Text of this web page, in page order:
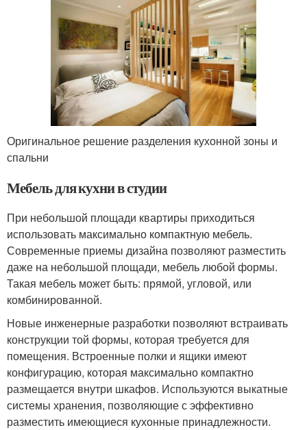
Оригинальное решение разделения кухонной зоны и
спальни
Мебель для кухни в студии
При небольшой площади квартиры приходиться
использовать максимально компактную мебель.
Современные приемы дизайна позволяют разместить
даже на небольшой площади, мебель любой формы.
Такая мебель может быть: прямой, угловой, или
комбинированной.
Новые инженерные разработки позволяют встраивать
конструкции той формы, которая требуется для
помещения. Встроенные полки и ящики имеют
конфигурацию, которая максимально компактно
размещается внутри шкафов. Используются выкатные
системы хранения, позволяющие с эффективно
разместить имеющиеся кухонные принадлежности.